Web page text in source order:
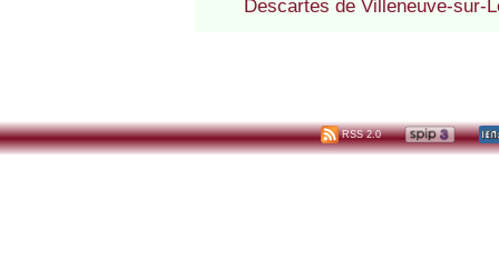
Descartes de Villeneuve-sur-
RSS 2.0